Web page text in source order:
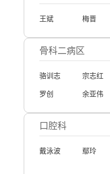
王斌 梅晋
骨科二病区
骆训志 宗志红
罗创 余亚伟
口腔科
戴泳波 鄢玲